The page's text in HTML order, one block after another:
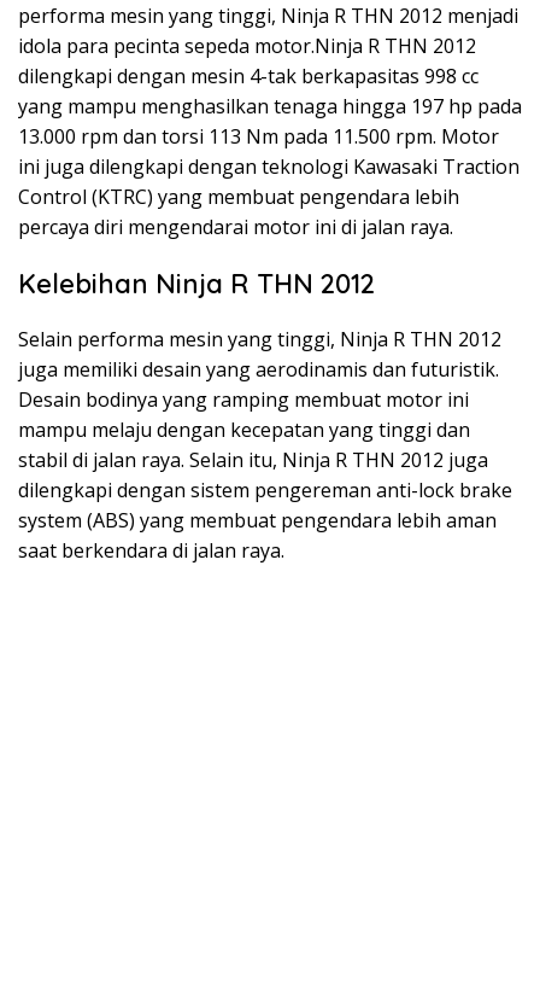
performa mesin yang tinggi, Ninja R THN 2012 menjadi
idola para pecinta sepeda motor.Ninja R THN 2012
dilengkapi dengan mesin 4-tak berkapasitas 998 cc
yang mampu menghasilkan tenaga hingga 197 hp pada
13.000 rpm dan torsi 113 Nm pada 11.500 rpm. Motor
ini juga dilengkapi dengan teknologi Kawasaki Traction
Control (KTRC) yang membuat pengendara lebih
percaya diri mengendarai motor ini di jalan raya.
Kelebihan Ninja R THN 2012
Selain performa mesin yang tinggi, Ninja R THN 2012
juga memiliki desain yang aerodinamis dan futuristik.
Desain bodinya yang ramping membuat motor ini
mampu melaju dengan kecepatan yang tinggi dan
stabil di jalan raya. Selain itu, Ninja R THN 2012 juga
dilengkapi dengan sistem pengereman anti-lock brake
system (ABS) yang membuat pengendara lebih aman
saat berkendara di jalan raya.